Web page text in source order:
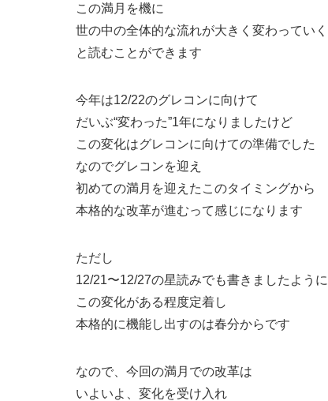
この満月を機に
世の中の全体的な流れが大きく変わっていく
と読むことができます
今年は12/22のグレコンに向けて
だいぶ“変わった”1年になりましたけど
この変化はグレコンに向けての準備でした
なのでグレコンを迎え
初めての満月を迎えたこのタイミングから
本格的な改革が進むって感じになります
ただし
12/21〜12/27の星読みでも書きましたように
この変化がある程度定着し
本格的に機能し出すのは春分からです
なので、今回の満月での改革は
いよいよ、変化を受け入れ